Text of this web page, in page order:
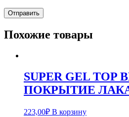
Похожие товары
SUPER GEL TOP
ПОКРЫТИЕ
223,00₽ В корзину